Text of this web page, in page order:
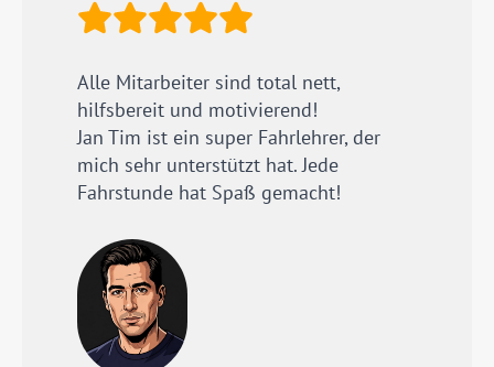
Alle Mitarbeiter sind total nett,
hilfsbereit und motivierend!
Jan Tim ist ein super Fahrlehrer, der
mich sehr unterstützt hat. Jede
Fahrstunde hat Spaß gemacht!